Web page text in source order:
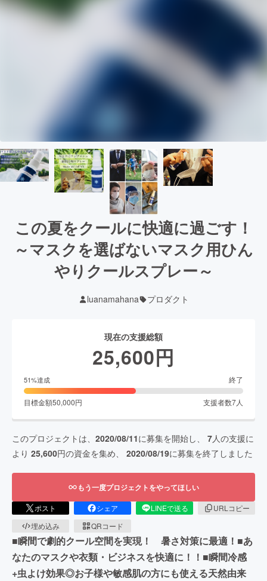
この夏をクールに快適に過ごす！
～マスクを選ばないマスク用ひん
やりクールスプレー～
luanamahana プロダクト
現在の支援総額
25,600円
51%達成 終了
目標金額50,000円 支援者数7人
このプロジェクトは、 2020/08/11に募集を開始し、 7人の支援に
より 25,600円の資金を集め、 2020/08/19に募集を終了しました
もう一度プロジェクトをやってほしい
ポスト シェア LINEで送る
URLコピー
埋め込み
QRコード
■瞬間で劇的クール空間を実現！ 暑さ対策に最適！■あ
なたのマスクや衣類・ビジネスを快適に！！■瞬間冷感
+虫よけ効果◎お子様や敏感肌の方にも使える天然由来